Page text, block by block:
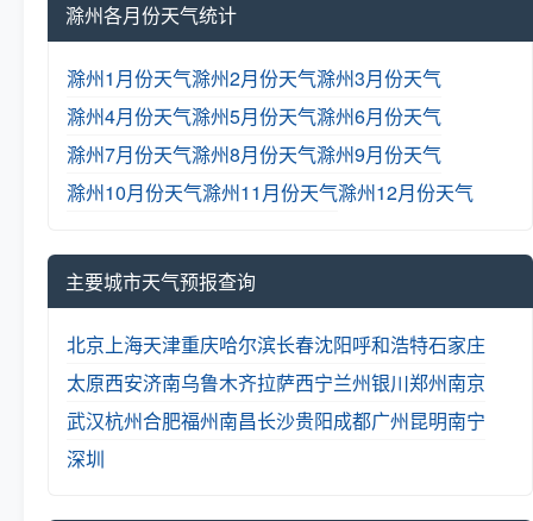
滁州各月份天气统计
滁州1月份天气滁州2月份天气滁州3月份天气
滁州4月份天气滁州5月份天气滁州6月份天气
滁州7月份天气滁州8月份天气滁州9月份天气
滁州10月份天气滁州11月份天气滁州12月份天气
主要城市天气预报查询
北京上海天津重庆哈尔滨长春沈阳呼和浩特石家庄
太原西安济南乌鲁木齐拉萨西宁兰州银川郑州南京
武汉杭州合肥福州南昌长沙贵阳成都广州昆明南宁
深圳